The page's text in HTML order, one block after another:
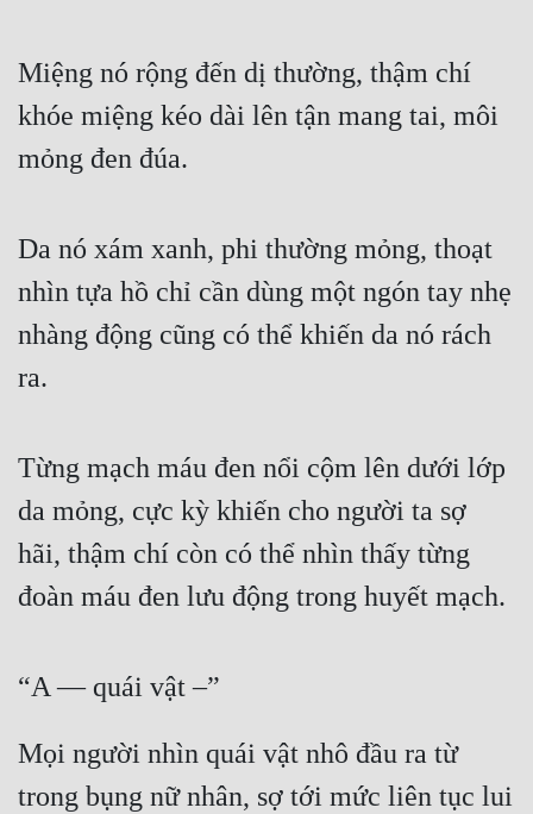
Miệng nó rộng đến dị thường, thậm chí
khóe miệng kéo dài lên tận mang tai, môi
mỏng đen đúa.
Da nó xám xanh, phi thường mỏng, thoạt
nhìn tựa hồ chỉ cần dùng một ngón tay nhẹ
nhàng động cũng có thể khiến da nó rách
ra.
Từng mạch máu đen nổi cộm lên dưới lớp
da mỏng, cực kỳ khiến cho người ta sợ
hãi, thậm chí còn có thể nhìn thấy từng
đoàn máu đen lưu động trong huyết mạch.
“A — quái vật –”
Mọi người nhìn quái vật nhô đầu ra từ
trong bụng nữ nhân, sợ tới mức liên tục lui